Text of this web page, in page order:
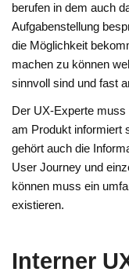
berufen in dem auch
Aufgabenstellung
die Möglichkeit
machen zu können
sinnvoll sind und fast
Der UX-Experte muss
am Produkt informiert
gehört auch die
User Journey und
können muss ein
existieren.
Interner